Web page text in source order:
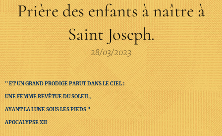
Prière des enfants à naître à
Saint Joseph.
28/03/2023
" ET UN GRAND PRODIGE PARUT DANS LE CIEL :
UNE FEMME REVÊTUE DU SOLEIL,
AYANT LA LUNE SOUS LES PIEDS "
APOCALYPSE XII